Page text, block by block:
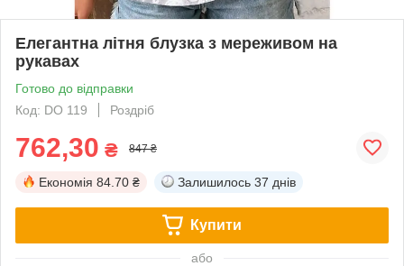
Елегантна літня блузка з мереживом на
рукавах
Готово до відправки
Код: DO 119
Роздріб
762,30 ₴ 847 ₴
Економія 84.70 ₴ Залишилось 37 днів
Купити
або